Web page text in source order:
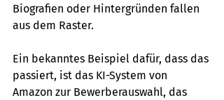
Biografien oder Hintergründen fallen
aus dem Raster.
Ein bekanntes Beispiel dafür, dass das
passiert, ist das KI-System von
Amazon zur Bewerberauswahl, das